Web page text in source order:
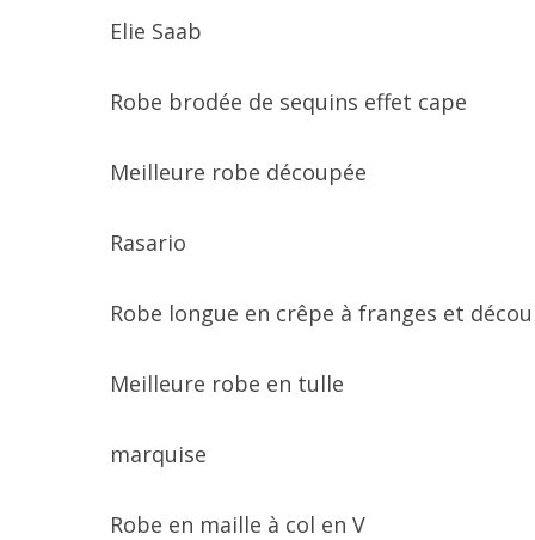
Elie Saab
Robe brodée de sequins effet cape
Meilleure robe découpée
Rasario
Robe longue en crêpe à franges et
Meilleure robe en tulle
marquise
Robe en maille à col en V